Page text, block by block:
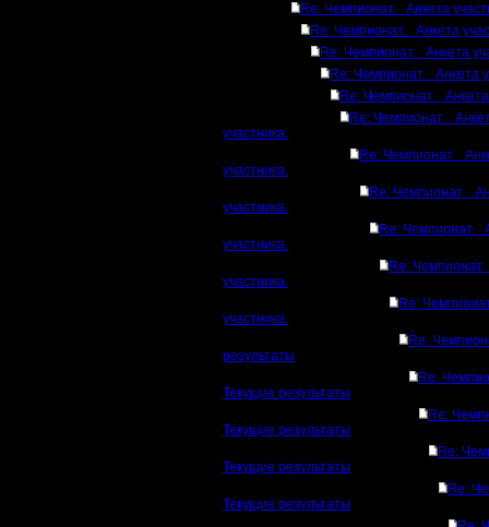
Re: Чемпионат. Анкета
Re: Чемпионат. Анкета
Re: Чемпионат. Анкета
Re: Чемпионат. Анкета
Re: Чемпионат. Анкета
Re: Чемпионат.
участника.
Re: Чемпионат.
участника.
Re: Чемпионат.
участника.
Re: Чемпионат.
участника.
Re:
участника.
Re:
участника.
Re:
результаты
Re:
Текущие результаты
Re:
Текущие результаты
Re:
Текущие результаты
Re:
Текущие результаты